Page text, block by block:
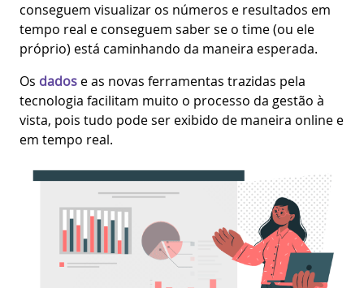
conseguem visualizar os números e resultados em
tempo real e conseguem saber se o time (ou ele
próprio) está caminhando da maneira esperada.
Os dados e as novas ferramentas trazidas pela
tecnologia facilitam muito o processo da gestão à
vista, pois tudo pode ser exibido de maneira online e
em tempo real.